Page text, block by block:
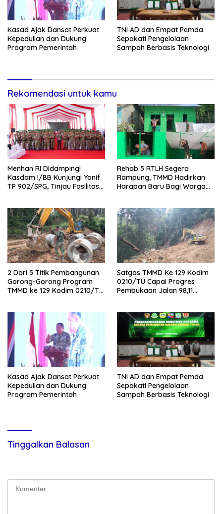
Kasad Ajak Dansat Perkuat
Kepedulian dan Dukung
Program Pemerintah
TNI AD dan Empat Pemda
Sepakati Pengelolaan
Sampah Berbasis Teknologi
Rekomendasi untuk kamu
Menhan RI Didampingi
Kasdam I/BB Kunjungi Yonif
TP 902/SPG, Tinjau Fasilitas
Rehab 5 RTLH Segera
Rampung, TMMD Hadirkan
Harapan Baru Bagi Warga
2 Dari 5 Titik Pembangunan
Gorong-Gorong Program
TMMD ke 129 Kodim 0210/TU
Satgas TMMD Ke 129 Kodim
0210/TU Capai Progres
Pembukaan Jalan 98,11
Kasad Ajak Dansat Perkuat
Kepedulian dan Dukung
Program Pemerintah
TNI AD dan Empat Pemda
Sepakati Pengelolaan
Sampah Berbasis Teknologi
Tinggalkan Balasan